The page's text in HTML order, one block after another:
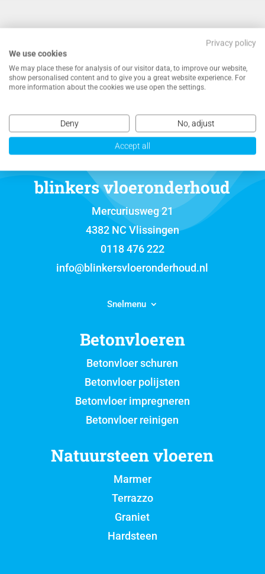
NEEM CONTACT MET ONS OP VOOR EEN
VRIJBLIJVENDE OFFERTE
blinkers vloeronderhoud
Mercuriusweg 21
4382 NC Vlissingen
0118 476 222
info@blinkersvloeronderhoud.nl
Snelmenu
Betonvloeren
Betonvloer schuren
Betonvloer polijsten
Betonvloer impregneren
Betonvloer reinigen
Natuursteen vloeren
Marmer
Terrazzo
Graniet
Hardsteen
Privacy policy
We use cookies
We may place these for analysis of our visitor data, to improve our website,
show personalised content and to give you a great website experience. For
more information about the cookies we use open the settings.
Deny No, adjust
Accept all